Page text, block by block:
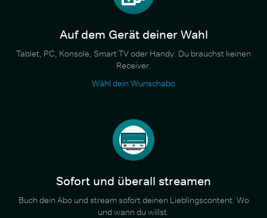
Auf dem Gerät deiner Wahl
Tablet, PC, Konsole, Smart TV oder Handy. Du brauchst keinen
Receiver.
Wähl dein Wunschabo
Sofort und überall streamen
Buch dein Abo und stream sofort deinen Lieblingscontent. Wo
und wann du willst.